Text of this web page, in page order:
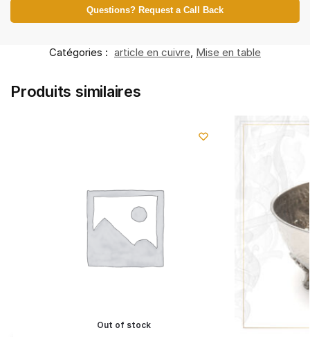
Questions? Request a Call Back
Catégories : article en cuivre, Mise en table
Produits similaires
Out of stock